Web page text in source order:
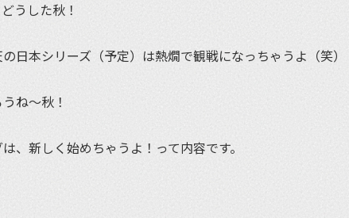
うした秋！
日本シリーズ（予定）は熱燗で観戦になっちゃうよ（笑）
ね〜秋！
、新しく始めちゃうよ！って内容です。